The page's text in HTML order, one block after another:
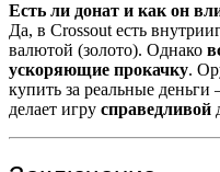
Есть ли донат и как он
Да, в Crossout есть
валютой (золото). Однако
ускоряющие прокачку.
купить за реальные
делает игру справедливой